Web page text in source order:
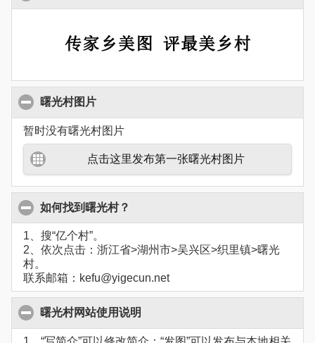
曙光村图片
暂时没有曙光村图片
点击这里发布第一张曙光村图片
如何找到曙光村？
1、搜“亿个村”。
2、依次点击：浙江省>湖州市>吴兴区>织里镇>曙光
村。
联系邮箱：kefu@yigecun.net
曙光村网站使用说明